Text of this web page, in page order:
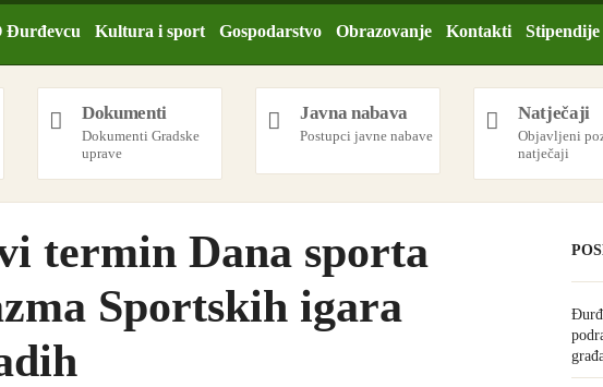
Đurđevcu Kultura i sport Gospodarstvo Obrazovanje Kontakti Stipendije
Dokumenti
Dokumenti Gradske
uprave
Javna nabava
Postupci javne nabave
Natječaji
Objavljeni
natječaji
termin Dana sporta
Sportskih igara